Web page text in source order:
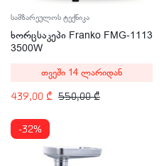
სამზარეულოს ტექნიკა
ხორცსაკეპი Franko FMG-1113
3500W
550,00₾
439,00 ₾
თვეში 14 ლარიდან
-32%